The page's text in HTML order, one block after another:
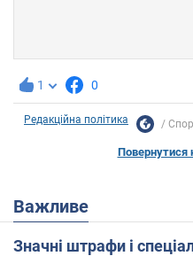
1 0
Редакційна політика
Повернутися
Важливе
Значні штрафи і